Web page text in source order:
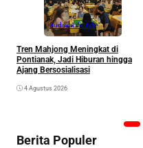
BudayaLifestyle
Tren Mahjong Meningkat di
Pontianak, Jadi Hiburan hingga
Ajang Bersosialisasi
4 Agustus 2026
Berita Populer